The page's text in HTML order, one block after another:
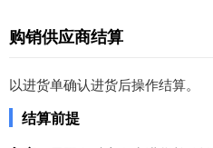
购销供应商结算
以进货单确认进货后操作结算。
结算前提